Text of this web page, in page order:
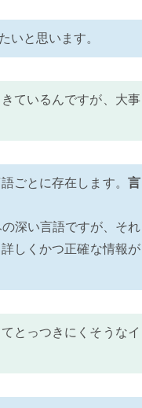
いと思います。
ているんですが、大事
ごとに存在します。 言
深い言語ですが、それ
しくかつ正確な情報が
とっつきにくそうなイ